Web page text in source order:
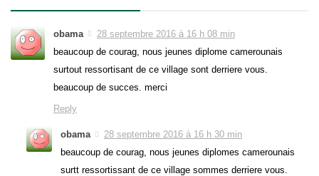
obama
28 septembre 2016 à 16 h 08 min
beaucoup de courag, nous jeunes diplome camerounais
surtout ressortisant de ce village sont derriere vous.
beaucoup de succes. merci
Reply
obama
28 septembre 2016 à 16 h 30 min
beaucoup de courag, nous jeunes diplomes camerounais
surtt ressortissant de ce village sommes derriere vous.